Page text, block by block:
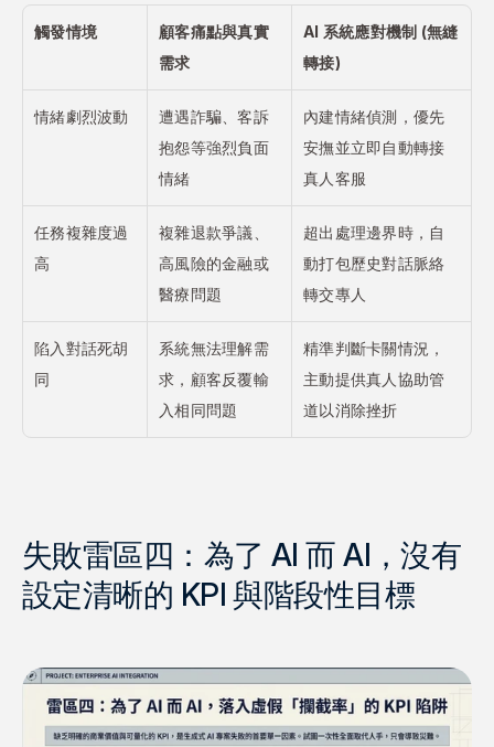
觸發情境
顧客痛點與真實
需求
AI 系統應對機制 (無縫
轉接)
情緒劇烈波動
遭遇詐騙、客訴
抱怨等強烈負面
情緒
內建情緒偵測，優先
安撫並立即自動轉接
真人客服
任務複雜度過
高
複雜退款爭議、
高風險的金融或
醫療問題
超出處理邊界時，自
動打包歷史對話脈絡
轉交專人
陷入對話死胡
同
系統無法理解需
求，顧客反覆輸
入相同問題
精準判斷卡關情況，
主動提供真人協助管
道以消除挫折
失敗雷區四：為了 AI 而 AI，沒有
設定清晰的 KPI 與階段性目標